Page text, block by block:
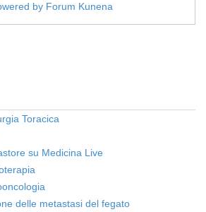
by Forum Kunena
Toracica
su Medicina Live
delle metastasi del fegato